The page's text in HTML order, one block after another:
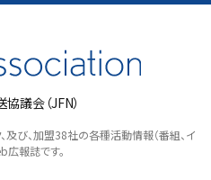
議会（JFN）
及び、加盟38社の各種活動情報（番組、イ
広報誌です。